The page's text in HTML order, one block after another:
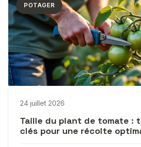
POTAGER
24 juillet 2026
Taille du plant de tomate :
clés pour une récolte